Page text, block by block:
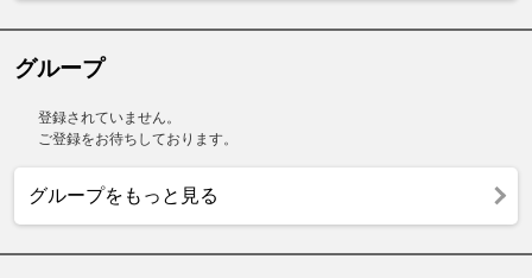
グループ
登録されていません。
ご登録をお待ちしております。
グループをもっと見る